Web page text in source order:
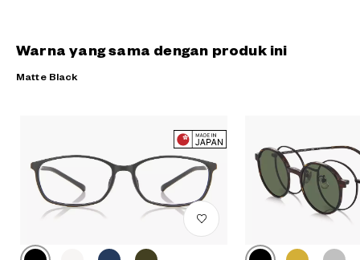
Warna yang sama dengan produk ini
Matte Black